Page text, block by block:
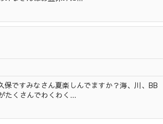
ですみなさん夏楽しんでますか？海、川、BB
たくさんでわくわく...